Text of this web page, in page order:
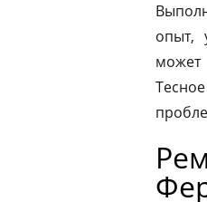
опыт,
может